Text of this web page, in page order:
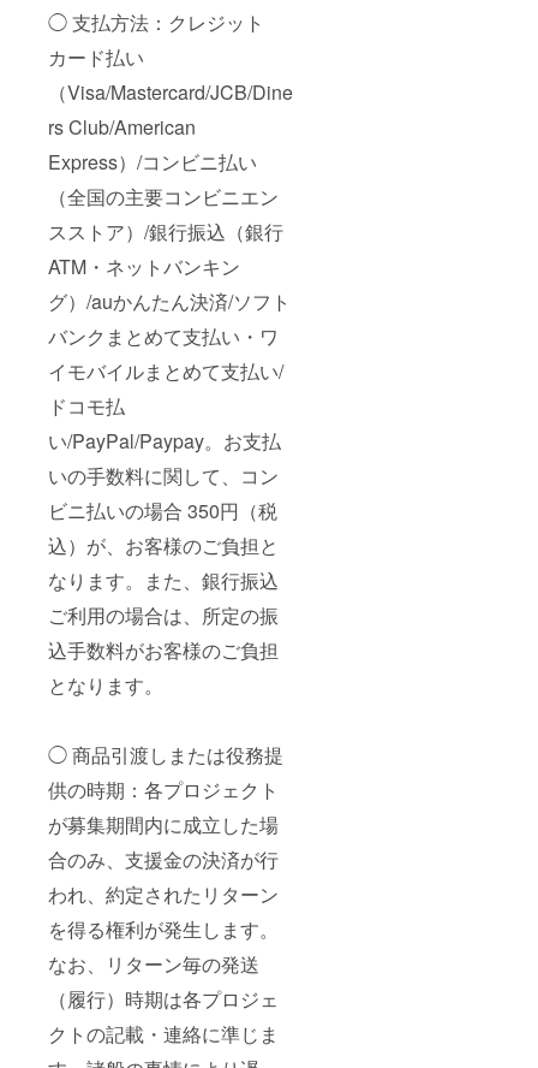
◯ 支払方法：クレジット
カード払い
（Visa/Mastercard/JCB/Dine
rs Club/American
Express）/コンビニ払い
（全国の主要コンビニエン
スストア）/銀行振込（銀行
ATM・ネットバンキン
グ）/auかんたん決済/ソフト
バンクまとめて支払い・ワ
イモバイルまとめて支払い/
ドコモ払
い/PayPal/Paypay。お支払
いの手数料に関して、コン
ビニ払いの場合 350円（税
込）が、お客様のご負担と
なります。また、銀行振込
ご利用の場合は、所定の振
込手数料がお客様のご負担
となります。
◯ 商品引渡しまたは役務提
供の時期：各プロジェクト
が募集期間内に成立した場
合のみ、支援金の決済が行
われ、約定されたリターン
を得る権利が発生します。
なお、リターン毎の発送
（履行）時期は各プロジェ
クトの記載・連絡に準じま